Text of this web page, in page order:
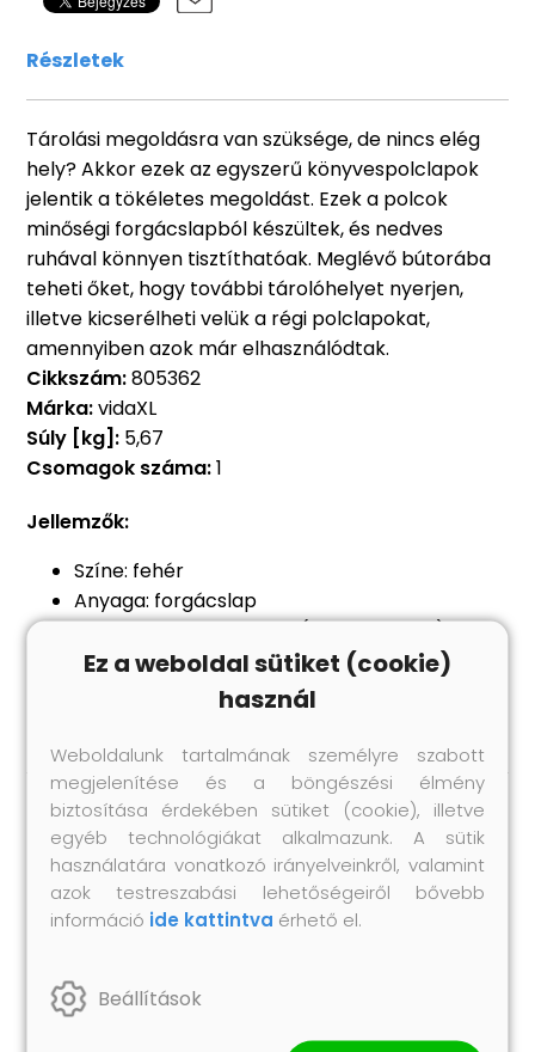
Részletek
Tárolási megoldásra van szüksége, de nincs elég
hely? Akkor ezek az egyszerű könyvespolclapok
jelentik a tökéletes megoldást. Ezek a polcok
minőségi forgácslapból készültek, és nedves
ruhával könnyen tisztíthatóak. Meglévő bútorába
teheti őket, hogy további tárolóhelyet nyerjen,
illetve kicserélheti velük a régi polclapokat,
amennyiben azok már elhasználódtak.
Cikkszám:805362
Márka:vidaXL
Súly [kg]: 5,67
Csomagok száma:1
Jellemzők:
Színe: fehér
Anyaga: forgácslap
Mérete: 100 x 10 x 1,5 cm (Szé x Mé x Ma)
A csomag tartalma:
4 db könyvespolc lap
Hasonló termékek
Ez a weboldal sütiket (cookie)
használ
Weboldalunk tartalmának személyre szabott
megjelenítése és a böngészési élmény
biztosítása érdekében sütiket (cookie), illetve
egyéb technológiákat alkalmazunk. A sütik
használatára vonatkozó irányelveinkről, valamint
azok testreszabási lehetőségeiről bővebb
információ ide kattintva érhető el.
Beállítások